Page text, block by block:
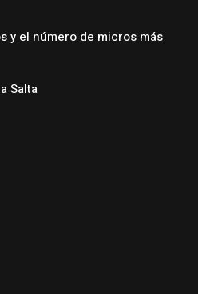
y el número de micros más
Salta